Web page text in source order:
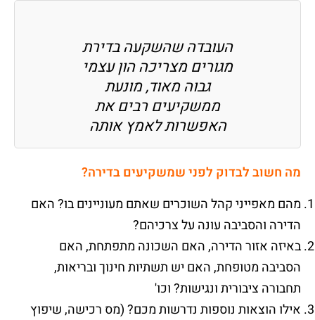
העובדה שהשקעה בדירת
מגורים מצריכה הון עצמי
גבוה מאוד, מונעת
ממשקיעים רבים את
האפשרות לאמץ אותה
מה חשוב לבדוק לפני שמשקיעים בדירה?
מהם מאפייני קהל השוכרים שאתם מעוניינים בו? האם
הדירה והסביבה עונה על צרכיהם?
באיזה אזור הדירה, האם השכונה מתפתחת, האם
הסביבה מטופחת, האם יש תשתיות חינוך ובריאות,
תחבורה ציבורית ונגישות? וכו'
אילו הוצאות נוספות נדרשות מכם? (מס רכישה, שיפוץ